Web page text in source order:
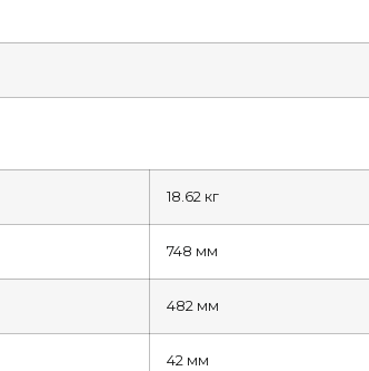
18.62 кг
748 мм
482 мм
42 мм